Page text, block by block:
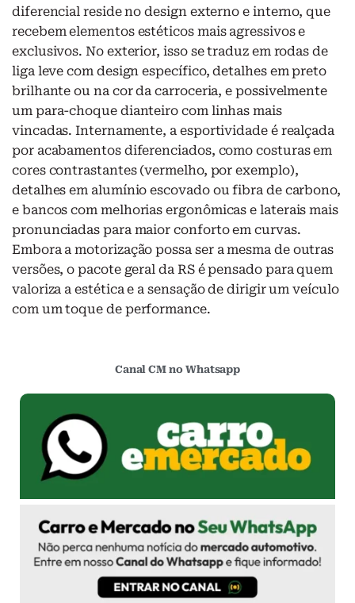
diferencial reside no design externo e interno, que
recebem elementos estéticos mais agressivos e
exclusivos. No exterior, isso se traduz em rodas de
liga leve com design específico, detalhes em preto
brilhante ou na cor da carroceria, e possivelmente
um para-choque dianteiro com linhas mais
vincadas. Internamente, a esportividade é realçada
por acabamentos diferenciados, como costuras em
cores contrastantes (vermelho, por exemplo),
detalhes em alumínio escovado ou fibra de carbono,
e bancos com melhorias ergonômicas e laterais mais
pronunciadas para maior conforto em curvas.
Embora a motorização possa ser a mesma de outras
versões, o pacote geral da RS é pensado para quem
valoriza a estética e a sensação de dirigir um veículo
com um toque de performance.
Canal CM no Whatsapp